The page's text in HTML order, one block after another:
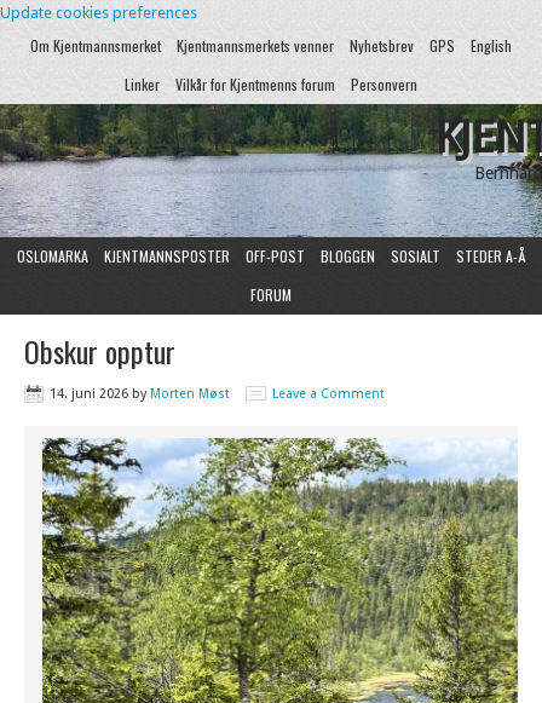
Update cookies preferences
Om Kjentmannsmerket Kjentmannsmerkets venner Nyhetsbrev GPS
English
Linker
Vilkår for Kjentmenns forum Personvern
OSLOMARKA KJENTMANNSPOSTER OFF-POST BLOGGEN SOSIALT
STEDER A-Å
FORUM
Obskur opptur
14. juni 2026 byMorten Møst Leave a Comment